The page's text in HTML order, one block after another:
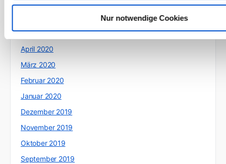
Nur notwendige Cookies
Juli 2020
Mai 2020
April 2020
März 2020
Februar 2020
Januar 2020
Dezember 2019
November 2019
Oktober 2019
September 2019